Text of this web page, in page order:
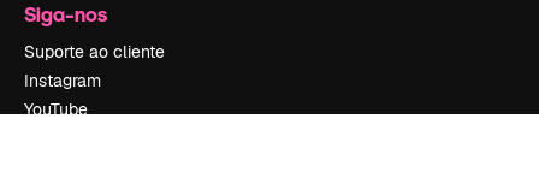
Siga-nos
Suporte ao cliente
Instagram
YouTube